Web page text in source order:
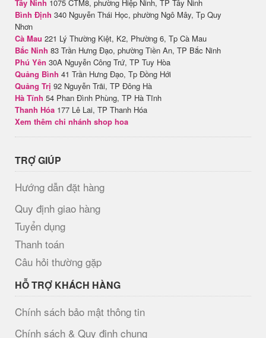
Tây Ninh 1075 CTM8, phường Hiệp Ninh, TP Tây Ninh
Bình Định 340 Nguyễn Thái Học, phường Ngô Mây, Tp Quy
Nhơn
Cà Mau 221 Lý Thường Kiệt, K2, Phường 6, Tp Cà Mau
Bắc Ninh 83 Trần Hưng Đạo, phường Tiền An, TP Bắc Ninh
Phú Yên 30A Nguyễn Công Trứ, TP Tuy Hòa
Quảng Bình 41 Trần Hưng Đạo, Tp Đồng Hới
Quảng Trị 92 Nguyễn Trãi, TP Đông Hà
Hà Tĩnh 54 Phan Đình Phùng, TP Hà Tĩnh
Thanh Hóa 177 Lê Lai, TP Thanh Hóa
Xem thêm chi nhánh shop hoa
TRỢ GIÚP
Hướng dẫn đặt hàng
Quy định giao hàng
Tuyển dụng
Thanh toán
Câu hỏi thường gặp
HỖ TRỢ KHÁCH HÀNG
Chính sách bảo mật thông tin
Chính sách & Quy định chung